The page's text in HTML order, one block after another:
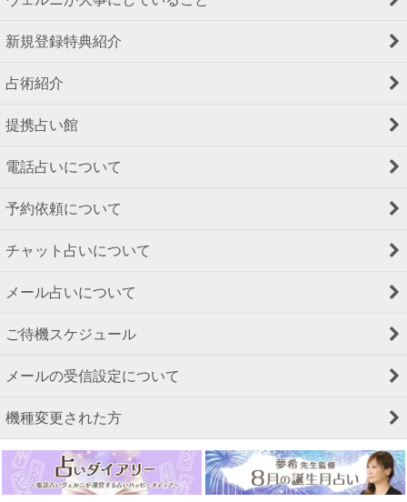
新規登録特典紹介
占術紹介
提携占い館
電話占いについて
予約依頼について
チャット占いについて
メール占いについて
ご待機スケジュール
メールの受信設定について
機種変更された方